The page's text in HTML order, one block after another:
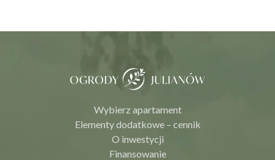
Wybierz apartament
Elementy dodatkowe – cennik
O inwestycji
Finansowanie